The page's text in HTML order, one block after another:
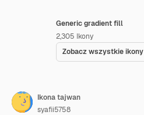
Generic gradient fill
2,305 Ikony
Zobacz wszystkie ikony
Ikona tajwan
syafii5758